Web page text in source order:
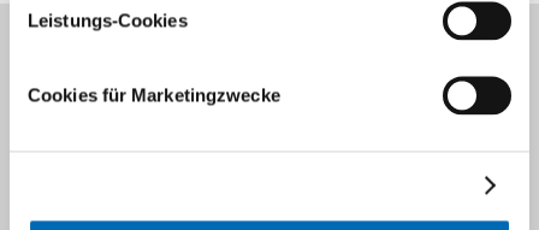
Leistungs-Cookies
Cookies für Marketingzwecke
Medikamente vor der Operation (PDF)